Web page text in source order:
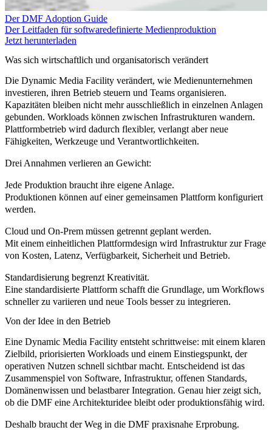
Der DMF Adoption Guide
Der Leitfaden für softwaredefinierte Medienproduktion
Jetzt herunterladen
Was sich wirtschaftlich und organisatorisch verändert
Die Dynamic Media Facility verändert, wie Medienunternehmen
investieren, ihren Betrieb steuern und Teams organisieren.
Kapazitäten bleiben nicht mehr ausschließlich in einzelnen Anlagen
gebunden. Workloads können zwischen Infrastrukturen wandern.
Plattformbetrieb wird dadurch flexibler, verlangt aber neue
Fähigkeiten, Werkzeuge und Verantwortlichkeiten.
Drei Annahmen verlieren an Gewicht:
Jede Produktion braucht ihre eigene Anlage.
Produktionen können auf einer gemeinsamen Plattform konfiguriert
werden.
Cloud und On-Prem müssen getrennt geplant werden.
Mit einem einheitlichen Plattformdesign wird Infrastruktur zur Frage
von Kosten, Latenz, Verfügbarkeit, Sicherheit und Betrieb.
Standardisierung begrenzt Kreativität.
Eine standardisierte Plattform schafft die Grundlage, um Workflows
schneller zu variieren und neue Tools besser zu integrieren.
Von der Idee in den Betrieb
Eine Dynamic Media Facility entsteht schrittweise: mit einem klaren
Zielbild, priorisierten Workloads und einem Einstiegspunkt, der
operativen Nutzen schnell sichtbar macht. Entscheidend ist das
Zusammenspiel von Software, Infrastruktur, offenen Standards,
Domänenwissen und belastbarer Integration. Genau hier zeigt sich,
ob die DMF eine Architekturidee bleibt oder produktionsfähig wird.
Deshalb braucht der Weg in die DMF praxisnahe Erprobung.